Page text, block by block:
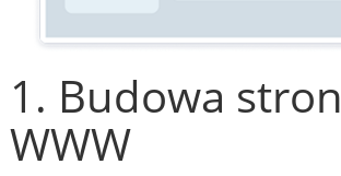
1. Budowa
WWW